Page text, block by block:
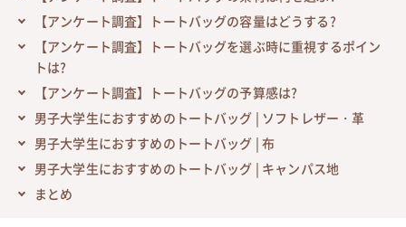
【アンケート調査】トートバッグの容量はどうする?
【アンケート調査】トートバッグを選ぶ時に重視するポイン
トは?
【アンケート調査】トートバッグの予算感は?
男子大学生におすすめのトートバッグ | ソフトレザー・革
男子大学生におすすめのトートバッグ | 布
男子大学生におすすめのトートバッグ | キャンパス地
まとめ